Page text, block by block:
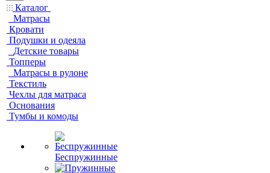
Каталог
Матрасы
Кровати
Подушки и одеяла
Детские товары
Топперы
Матрасы в рулоне
Текстиль
Чехлы для матраса
Основания
Тумбы и комоды
Беспружинные